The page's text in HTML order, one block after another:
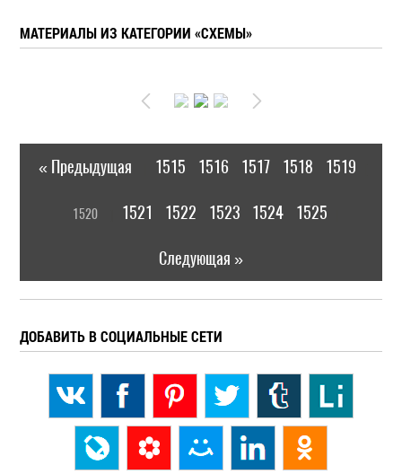
МАТЕРИАЛЫ ИЗ КАТЕГОРИИ «СХЕМЫ»
« Предыдущая 1515 1516 1517 1518 1519
1520 1521 1522 1523 1524 1525
Следующая »
ДОБАВИТЬ В СОЦИАЛЬНЫЕ СЕТИ